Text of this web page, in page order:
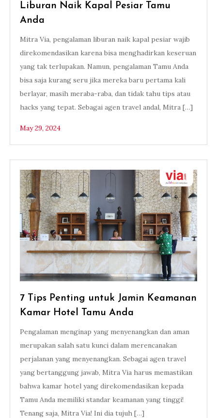
Liburan Naik Kapal Pesiar Tamu
Anda
Mitra Via, pengalaman liburan naik kapal pesiar wajib
direkomendasikan karena bisa menghadirkan keseruan
yang tak terlupakan. Namun, pengalaman Tamu Anda
bisa saja kurang seru jika mereka baru pertama kali
berlayar, masih meraba-raba, dan tidak tahu tips atau
hacks yang tepat. Sebagai agen travel andal, Mitra […]
May 29, 2024
7 Tips Penting untuk Jamin Keamanan
Kamar Hotel Tamu Anda
Pengalaman menginap yang menyenangkan dan aman
merupakan salah satu kunci dalam merencanakan
perjalanan yang menyenangkan. Sebagai agen travel
yang bertanggung jawab, Mitra Via harus memastikan
bahwa kamar hotel yang direkomendasikan kepada
Tamu Anda memiliki standar keamanan yang tinggi!
Tenang saja, Mitra Via! Ini dia tujuh […]